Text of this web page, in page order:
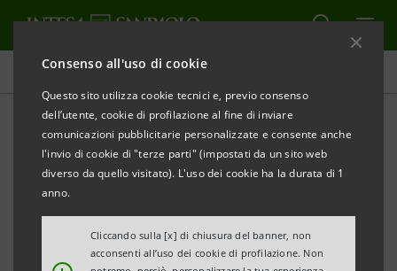
Consenso all'uso di cookie
Questo sito utilizza cookie tecnici e, previo consenso
dell’utente, cookie di profilazione al fine di inviare
comunicazioni pubblicitarie personalizzate e consente anche
l'invio di cookie di "terze parti" (impostati da un sito web
diverso da quello visitato). L'uso dei cookie ha la durata di 1
anno.
Cliccando sulla [x] di chiusura del banner, non
acconsenti all’uso dei cookie di profilazione. Non
Comunicati stampa
STAMPA AGGIORNA
CARPI: INTESA SANPAOLO SOSTIENE IL PROGETTO
“CASA GIOVANNI” PER BAMBINI E RAGAZZI IN
DIFFICOLTÀ
• Obiettivo della Cooperativa Sociale Nazareno la
creazione di una nuova Comunità Residenziale nel